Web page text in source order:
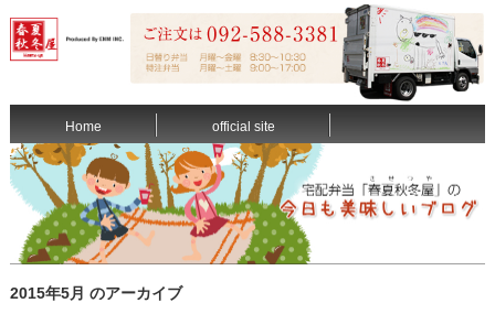
Home official site
2015年5月 のアーカイブ